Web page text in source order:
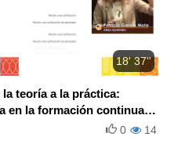
18' 37''
teoría a la práctica:
en la formación continua
14
0